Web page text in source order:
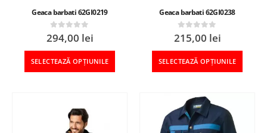
Geaca barbati 62GI0219
0out of 5
294,00 lei
SELECTEAZĂ OPȚIUNILE
Geaca barbati 62GI0238
0out of 5
215,00 lei
SELECTEAZĂ OPȚIUNILE